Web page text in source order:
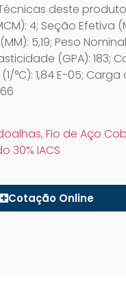
deste
4; Seção Efetiva
5,19; Peso
(GPA): 183;
°C): 1,84 E-05; Carga
, Fio de Aço
30% IACS
Cotação Online